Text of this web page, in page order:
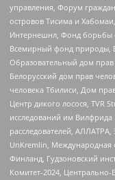
управления, Форум
островов Тисима и
Интернешнл, Фонд борьбы
Всемирный фонд природы,
Образовательный дом
Белорусский дом прав
человека Тбилиси, Дом
Центр дикого лосося, TVR
исследований им
расследователей,
UnKremlin, Международная
Финланд, Гудзоновский
Комитет-2024, Центрально-